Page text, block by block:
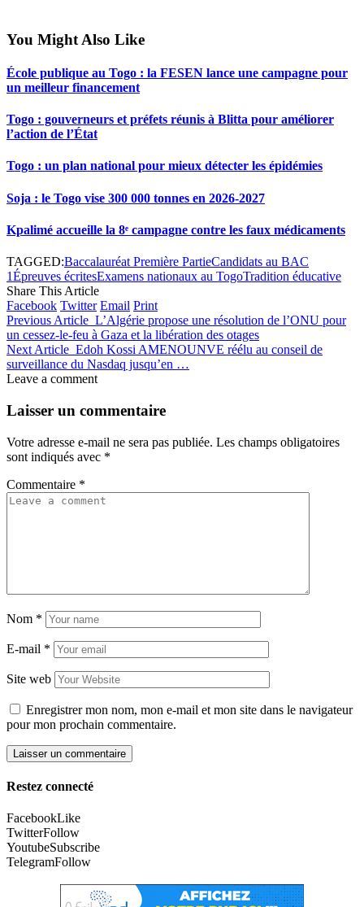
You Might Also Like
École publique au Togo : la FESEN lance une campagne pour
un meilleur financement
Togo : gouverneurs et préfets réunis à Blitta pour améliorer
l’action de l’État
Togo : un plan national pour mieux détecter les épidémies
Soja : le Togo vise 300 000 tonnes en 2026-2027
Kpalimé accueille la 8ᵉ campagne contre les faux médicaments
TAGGED:Baccalauréat Première PartieCandidats au BAC
1Épreuves écritesExamens nationaux au TogoTradition éducative
Share This Article
Facebook Twitter Email Print
Previous Article L’Algérie propose une résolution de l’ONU pour
un cessez-le-feu à Gaza et la libération des otages
Next Article Edoh Kossi AMENOUNVE réélu au conseil de
surveillance du Nasdaq jusqu’en …
Leave a comment
Laisser un commentaire
Votre adresse e-mail ne sera pas publiée. Les champs obligatoires
sont indiqués avec *
Commentaire *
Nom *
E-mail *
Site web
Enregistrer mon nom, mon e-mail et mon site dans le navigateur
pour mon prochain commentaire.
Restez connecté
FacebookLike
TwitterFollow
YoutubeSubscribe
TelegramFollow